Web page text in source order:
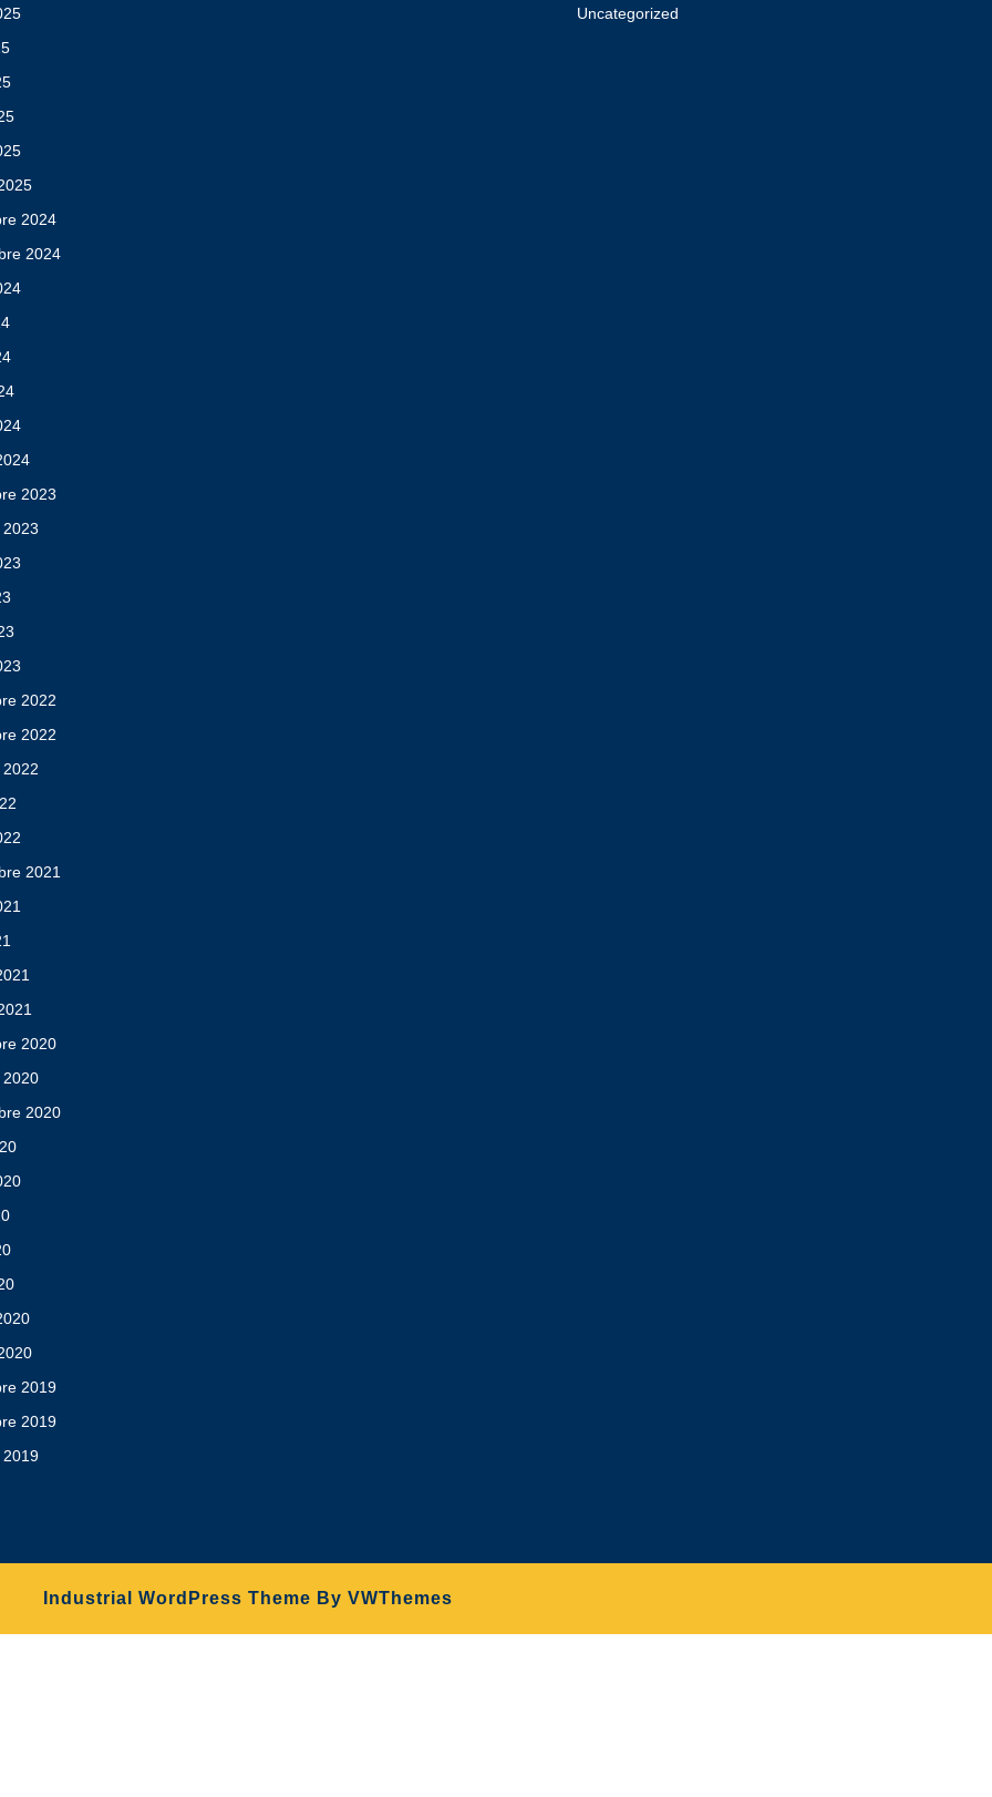
2024
2024
2023
2022
2022
2021
2020
2020
2019
2019
Uncategorized
Industrial WordPress Theme By VWThemes